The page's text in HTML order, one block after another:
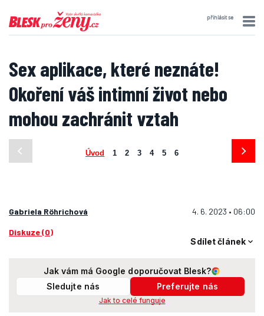
přihlásit se
Sex aplikace, které neznáte!
Okoření váš intimní život nebo
mohou zachránit vztah
Úvod 1 2 3 4 5 6
Gabriela Röhrichová 4. 6. 2023 • 06:00
Diskuze (0)
Sdílet článek
Jak vám má Google doporučovat Blesk?
Sledujte nás
Preferujte nás
Jak to celé funguje